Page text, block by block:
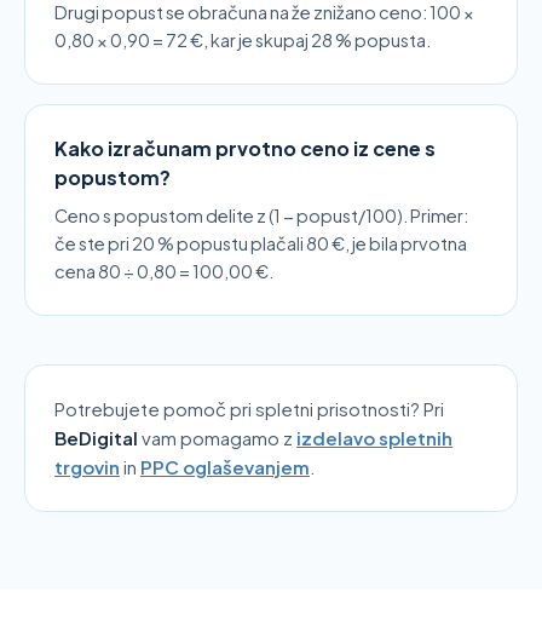
Drugi popust se obračuna na že znižano ceno: 100 ×
0,80 × 0,90 = 72 €, kar je skupaj 28 % popusta.
Kako izračunam prvotno ceno iz cene s
popustom?
Ceno s popustom delite z (1 − popust/100). Primer:
če ste pri 20 % popustu plačali 80 €, je bila prvotna
cena 80 ÷ 0,80 = 100,00 €.
Potrebujete pomoč pri spletni prisotnosti? Pri
BeDigital vam pomagamo z izdelavo spletnih
trgovin in PPC oglaševanjem